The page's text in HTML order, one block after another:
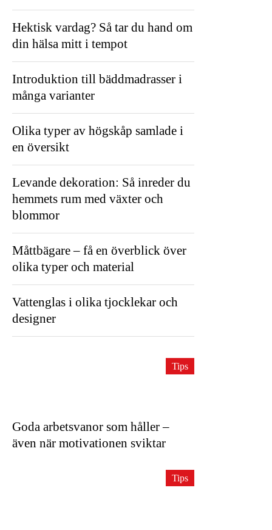
Hektisk vardag? Så tar du hand om
din hälsa mitt i tempot
Introduktion till bäddmadrasser i
många varianter
Olika typer av högskåp samlade i
en översikt
Levande dekoration: Så inreder du
hemmets rum med växter och
blommor
Måttbägare – få en överblick över
olika typer och material
Vattenglas i olika tjocklekar och
designer
Goda arbetsvanor som håller –
även när motivationen sviktar
Tips
Tips